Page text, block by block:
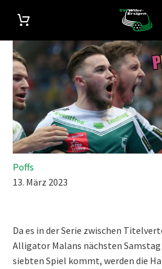
Poffs
13. März 2023
Da es in der Serie zwischen
Alligator Malans nächsten
siebten Spiel kommt, werden die